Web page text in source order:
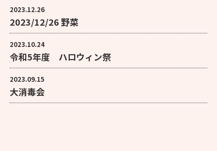
2023.12.26
2023/12/26 野菜
2023.10.24
令和5年度 ハロウィン祭
2023.09.15
大消毒会